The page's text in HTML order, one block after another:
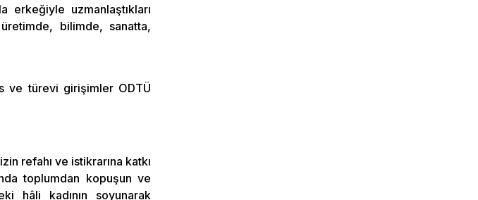
erkeğiyle uzmanlaştıkları
bilimde, sanatta,
ve türevi girişimler ODTÜ
refahı ve istikrarına katkı
toplumdan kopuşun ve
hâli kadının soyunarak